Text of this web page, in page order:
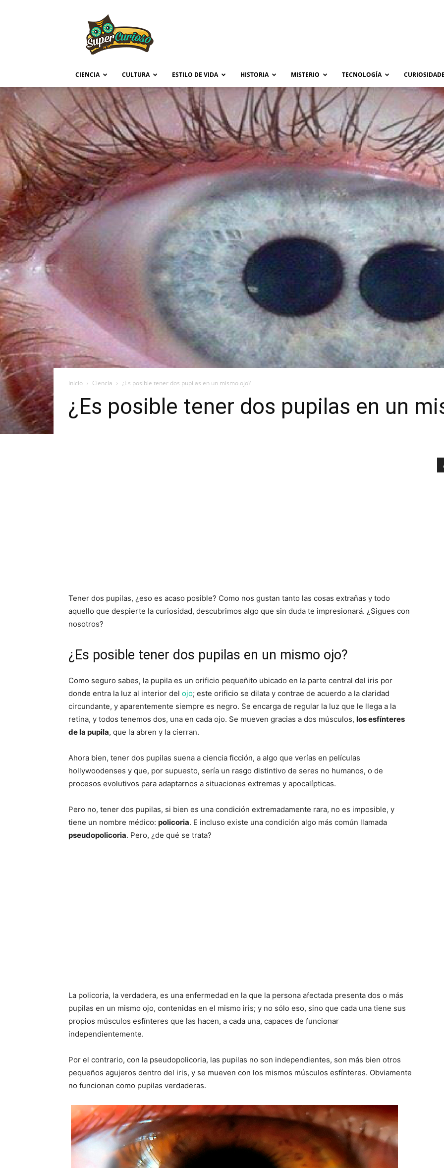
CIENCIA CULTURA ESTILO DE VIDA HISTORIA MISTERIO TECNOLOGÍA
Inicio Ciencia ¿Es posible tener dos pupilas en un mismo ojo?
¿Es posible tener dos pupilas en un
Tener dos pupilas, ¿eso es acaso posible? Como nos gustan tanto las cosas extrañas y todo
aquello que despierte la curiosidad, descubrimos algo que sin duda te impresionará. ¿Sigues con
nosotros?
¿Es posible tener dos pupilas en un mismo ojo?
Como seguro sabes, la pupila es un orificio pequeñito ubicado en la parte central del iris por
donde entra la luz al interior del ojo; este orificio se dilata y contrae de acuerdo a la claridad
circundante, y aparentemente siempre es negro. Se encarga de regular la luz que le llega a la
retina, y todos tenemos dos, una en cada ojo. Se mueven gracias a dos músculos, los esfínteres
de la pupila, que la abren y la cierran.
Ahora bien, tener dos pupilas suena a ciencia ficción, a algo que verías en películas
hollywoodenses y que, por supuesto, sería un rasgo distintivo de seres no humanos, o de
procesos evolutivos para adaptarnos a situaciones extremas y apocalípticas.
Pero no, tener dos pupilas, si bien es una condición extremadamente rara, no es imposible, y
tiene un nombre médico: policoria. E incluso existe una condición algo más común llamada
pseudopolicoria. Pero, ¿de qué se trata?
La policoria, la verdadera, es una enfermedad en la que la persona afectada presenta dos o más
pupilas en un mismo ojo, contenidas en el mismo iris; y no sólo eso, sino que cada una tiene sus
propios músculos esfínteres que las hacen, a cada una, capaces de funcionar
independientemente.
Por el contrario, con la pseudopolicoria, las pupilas no son independientes, son más bien otros
pequeños agujeros dentro del iris, y se mueven con los mismos músculos esfínteres. Obviamente
no funcionan como pupilas verdaderas.